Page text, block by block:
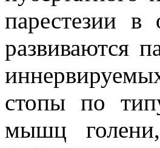
парестезии
развиваются
стопы по
мышц